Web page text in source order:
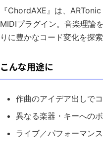
『ChordAXE』は、
MIDIプラグイン。音楽理論
りに豊かなコード変化を探
こんな用途に
作曲のアイデア出しで
異なる楽器・キーへの
ライブ／パフォーマン